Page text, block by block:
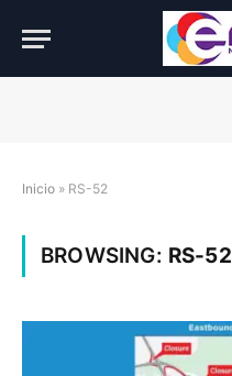
Inicio » RS-52
BROWSING: RS-52